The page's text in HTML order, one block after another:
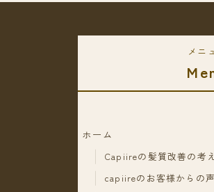
メニ
ホーム
Capiireの髪質改善の考
capiireのお客様からの声